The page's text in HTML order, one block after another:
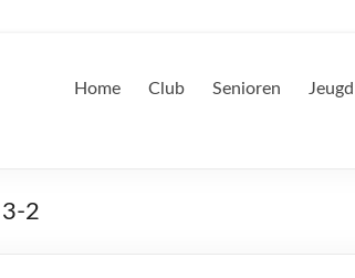
Home Club Senioren Jeugd
2